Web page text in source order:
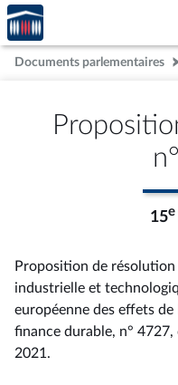
Aller au contenu
Aller en bas de la page
Accèder
à la
page
d'accueil
Documents parlementaires
15e
Proposition de
industrielle et
européenne des effets
finance durable, n° 4727,
2021 .